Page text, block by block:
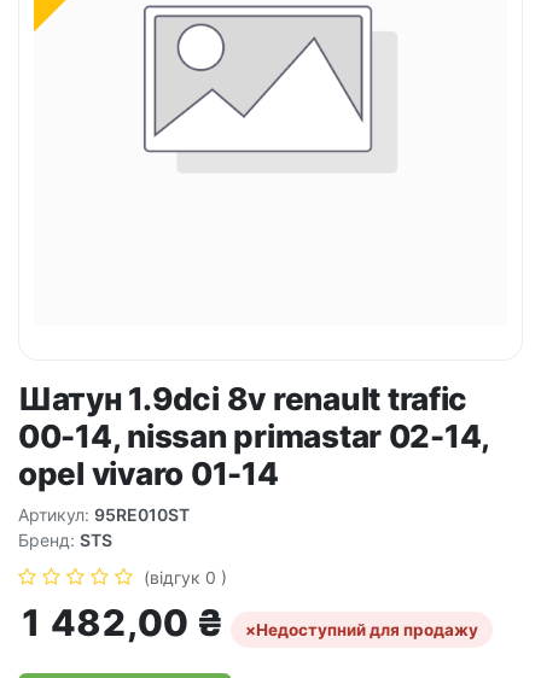
Шатун 1.9dci 8v renault trafic
00-14, nissan primastar 02-14,
opel vivaro 01-14
Артикул: 95RE010ST
Бренд: STS
(відгук 0 )
1 482,00 ₴ ×Недоступний для продажу